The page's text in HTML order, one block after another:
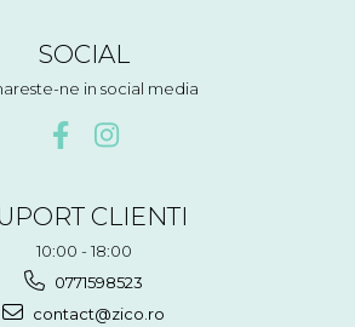
SOCIAL
ne in social media
CLIENTI
10:00 - 18:00
0771598523
contact@zico.ro